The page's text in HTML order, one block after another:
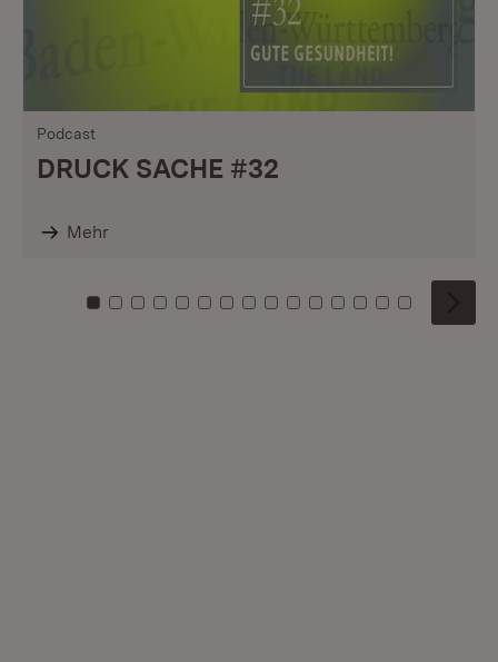
Podcast
DRUCK SACHE #32
Mehr
Zu Kachel: 0
Zu Kachel: 1
Zu Kachel: 2
Zu Kachel: 3
Zu Kachel: 4
Zu Kachel: 5
Zu Kachel: 6
Zu Kachel: 7
Zu Kachel: 8
Zu Kachel: 9
Zu Kachel: 10
Zu Kachel: 11
Zu Kachel: 12
Zu Kachel:
Zu